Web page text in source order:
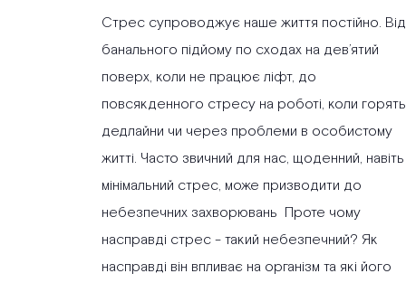
Стрес супроводжує наше життя постійно. Від
банального підйому по сходах на дев’ятий
поверх, коли не працює ліфт, до
повсякденного стресу на роботі, коли горять
дедлайни чи через проблеми в особистому
житті. Часто звичний для нас, щоденний, навіть
мінімальний стрес, може призводити до
небезпечних захворювань Проте чому
насправді стрес - такий небезпечний? Як
насправді він впливає на організм та які його